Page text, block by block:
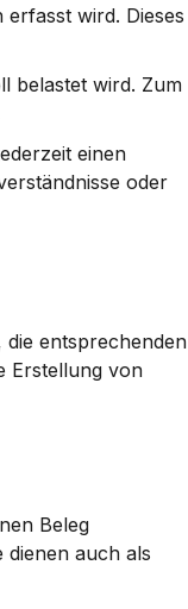
wird. Dieses
belastet wird. Zum
einen
oder
entsprechenden
Erstellung von
Beleg
dienen auch als